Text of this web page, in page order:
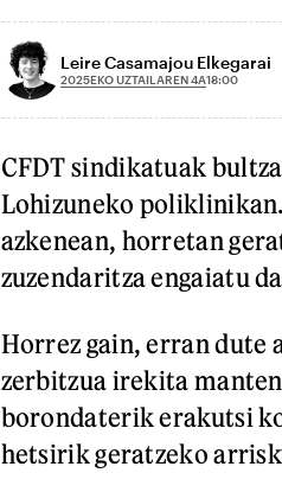
Leire Casamajou Elkegarai
2025EKO UZTAILAREN 4A18:00
CFDT sindikatuak
Lohizuneko poliklinikan.
azkenean, horretan
zuzendaritza engaiatu
Horrez gain, erran dute
zerbitzua irekita
borondaterik erakutsi
hetsirik geratzeko